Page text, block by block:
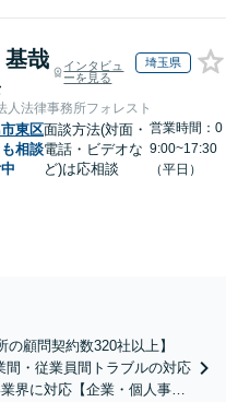
基哉
インタビュ
ーを見る
埼玉県
人法律事務所フォレスト
東区
相談
面談方法(対面・
電話・ビデオな
ど)は応相談
営業時間：0
9:00~17:30
（平日）
の顧問契約数320社以上】
間・従業員間トラブルの対応
界に対応【企業・個人事業